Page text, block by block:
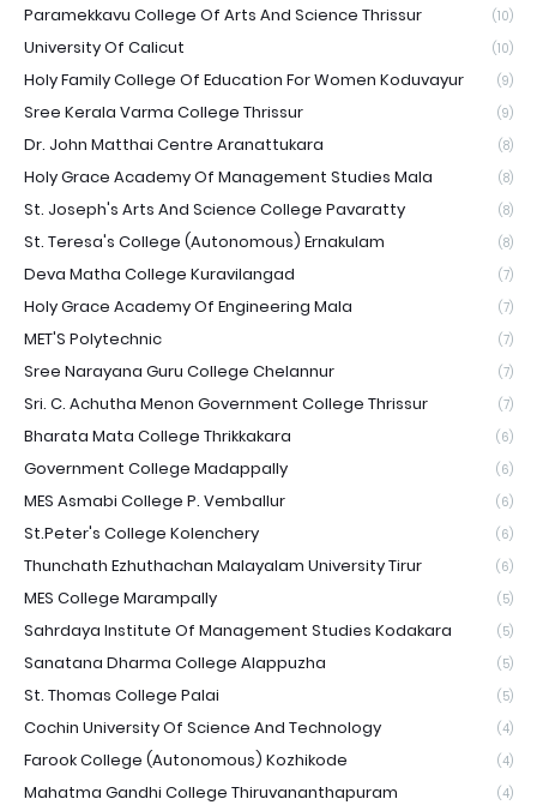
Paramekkavu College Of Arts And Science Thrissur (10)
University Of Calicut (10)
Holy Family College Of Education For Women Koduvayur (9)
Sree Kerala Varma College Thrissur (9)
Dr. John Matthai Centre Aranattukara (8)
Holy Grace Academy Of Management Studies Mala (8)
St. Joseph's Arts And Science College Pavaratty (8)
St. Teresa's College (Autonomous) Ernakulam (8)
Deva Matha College Kuravilangad (7)
Holy Grace Academy Of Engineering Mala (7)
MET'S Polytechnic (7)
Sree Narayana Guru College Chelannur (7)
Sri. C. Achutha Menon Government College Thrissur (7)
Bharata Mata College Thrikkakara (6)
Government College Madappally (6)
MES Asmabi College P. Vemballur (6)
St.Peter's College Kolenchery (6)
Thunchath Ezhuthachan Malayalam University Tirur (6)
MES College Marampally (5)
Sahrdaya Institute Of Management Studies Kodakara (5)
Sanatana Dharma College Alappuzha (5)
St. Thomas College Palai (5)
Cochin University Of Science And Technology (4)
Farook College (Autonomous) Kozhikode (4)
Mahatma Gandhi College Thiruvananthapuram (4)